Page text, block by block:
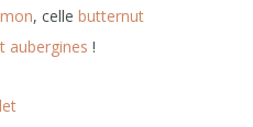
, celle butternut
aubergines !